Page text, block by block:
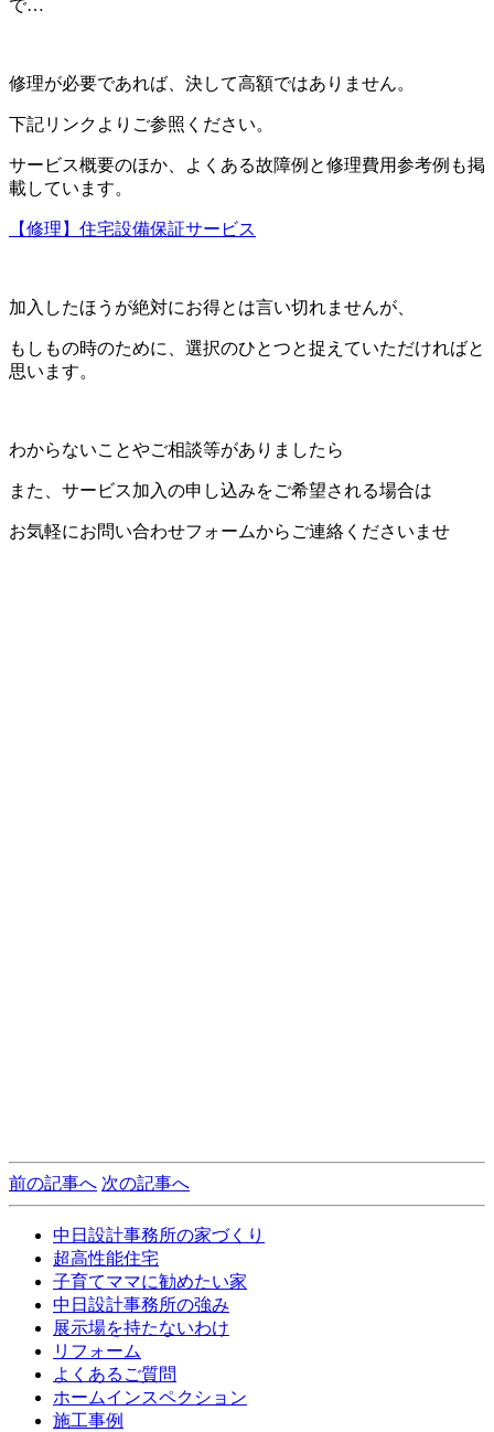
で…
修理が必要であれば、決して高額ではありません。
下記リンクよりご参照ください。
サービス概要のほか、よくある故障例と修理費用参考例も掲
載しています。
【修理】住宅設備保証サービス
加入したほうが絶対にお得とは言い切れませんが、
もしもの時のために、選択のひとつと捉えていただければと
思います。
わからないことやご相談等がありましたら
また、サービス加入の申し込みをご希望される場合は
お気軽にお問い合わせフォームからご連絡くださいませ
前の記事へ 次の記事へ
中日設計事務所の家づくり
超高性能住宅
子育てママに勧めたい家
中日設計事務所の強み
展示場を持たないわけ
リフォーム
よくあるご質問
ホームインスペクション
施工事例